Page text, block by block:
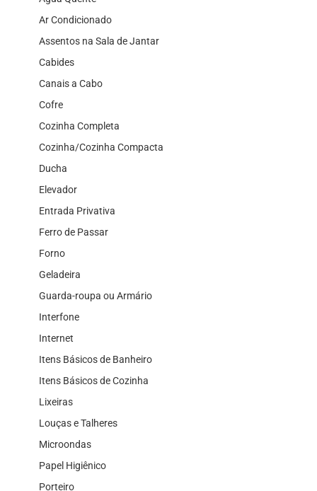
Ar Condicionado
Assentos na Sala de Jantar
Cabides
Canais a Cabo
Cofre
Cozinha Completa
Cozinha/Cozinha Compacta
Ducha
Elevador
Entrada Privativa
Ferro de Passar
Forno
Geladeira
Guarda-roupa ou Armário
Interfone
Internet
Itens Básicos de Banheiro
Itens Básicos de Cozinha
Lixeiras
Louças e Talheres
Microondas
Papel Higiênico
Porteiro